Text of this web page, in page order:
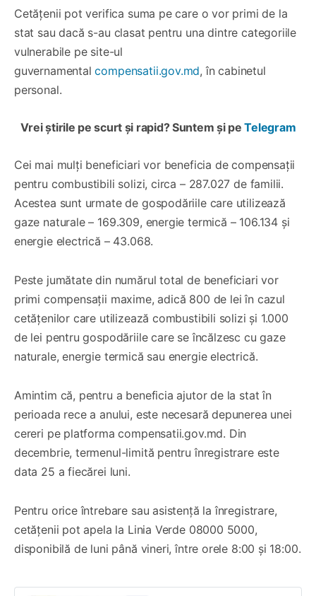
Cetățenii pot verifica suma pe care o vor primi de la
stat sau dacă s-au clasat pentru una dintre categoriile
vulnerabile pe site-ul
guvernamentalcompensatii.gov.md, în cabinetul
personal.
Vrei știrile pe scurt și rapid? Suntem și peTelegram
Cei mai mulți beneficiari vor beneficia de compensații
pentru combustibili solizi, circa – 287.027 de familii.
Acestea sunt urmate de gospodăriile care utilizează
gaze naturale – 169.309, energie termică – 106.134 și
energie electrică – 43.068.
Peste jumătate din numărul total de beneficiari vor
primi compensații maxime, adică 800 de lei în cazul
cetățenilor care utilizează combustibili solizi și 1.000
de lei pentru gospodăriile care se încălzesc cu gaze
naturale, energie termică sau energie electrică.
Amintim că, pentru a beneficia ajutor de la stat în
perioada rece a anului, este necesară depunerea unei
cereri pe platforma compensatii.gov.md. Din
decembrie, termenul-limită pentru înregistrare este
data 25 a fiecărei luni.
Pentru orice întrebare sau asistență la înregistrare,
cetățenii pot apela la Linia Verde 08000 5000,
disponibilă de luni până vineri, între orele 8:00 și 18:00.